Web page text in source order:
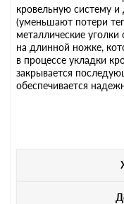
кровельную систему
(уменьшают потери
металлические
на длинной ножке,
в процессе укладки
закрывается
обеспечивается